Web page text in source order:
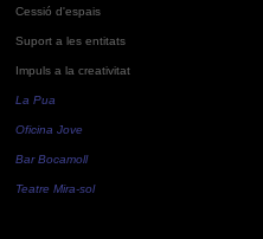
Cessió d'espais
Suport a les entitats
Impuls a la creativitat
La Pua
Oficina Jove
Bar Bocamoll
Teatre Mira-sol